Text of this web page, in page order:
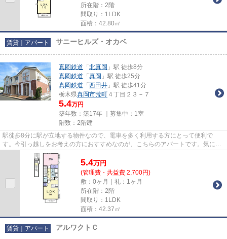
所在階：2階
間取り：1LDK
面積：42.80㎡
賃貸｜アパート サニーヒルズ・オカベ
真岡鉄道 「 北真岡 」駅 徒歩8分
真岡鉄道 「 真岡 」駅 徒歩25分
真岡鉄道 「 西田井 」駅 徒歩41分
栃木県真岡市荒町 ４丁目２３－７
5.4万円
築年数：築17年 ｜募集中： 1室
階数：2階建
駅徒歩8分に駅が立地する物件なので、電車を多く利用する方にとって便利で
す。今引っ越しをお考えの方におすすめなのが、こちらのアパートです。気にな
るイチオシ物件情報：「サニーヒ...
5.4万円
(管理費・共益費 2,700円)
敷：0ヶ月｜礼：1ヶ月
所在階：2階
間取り：1LDK
面積：42.37㎡
賃貸｜アパート アルワクトＣ